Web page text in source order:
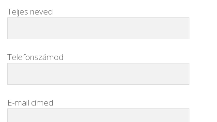
Teljes neved
Telefonszámod
E-mail címed